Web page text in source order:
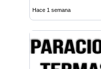
Hace 1 semana